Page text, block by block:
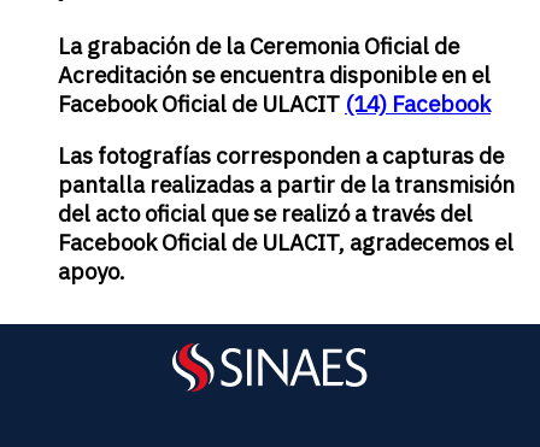
La grabación de la Ceremonia Oficial de
Acreditación se encuentra disponible en el
Facebook Oficial de ULACIT (14) Facebook
Las fotografías corresponden a capturas de
pantalla realizadas a partir de la transmisión
del acto oficial que se realizó a través del
Facebook Oficial de ULACIT, agradecemos el
apoyo.